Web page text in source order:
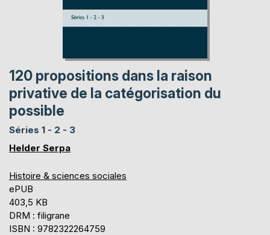
120 propositions dans la raison
privative de la catégorisation du
possible
Séries 1 - 2 - 3
Helder Serpa
Histoire & sciences sociales
ePUB
403,5 KB
DRM : filigrane
ISBN : 9782322264759